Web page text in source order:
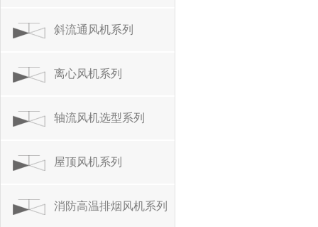
斜流通风机系列
离心风机系列
轴流风机选型系列
屋顶风机系列
消防高温排烟风机系列